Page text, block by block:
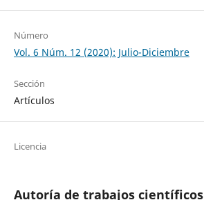
Número
Vol. 6 Núm. 12 (2020): Julio-Diciembre
Sección
Artículos
Licencia
Autoría de trabajos científicos